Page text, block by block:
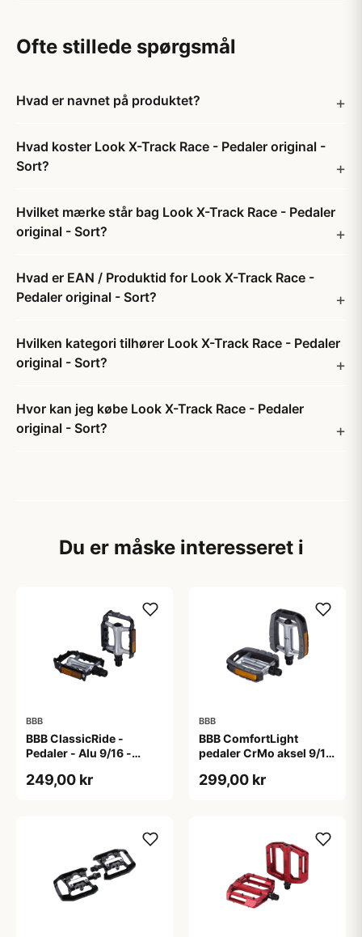
Ofte stillede spørgsmål
Hvad er navnet på produktet?
Hvad koster Look X-Track Race - Pedaler original -
Sort?
Hvilket mærke står bag Look X-Track Race - Pedaler
original - Sort?
Hvad er EAN / Produktid for Look X-Track Race -
Pedaler original - Sort?
Hvilken kategori tilhører Look X-Track Race - Pedaler
original - Sort?
Hvor kan jeg købe Look X-Track Race - Pedaler
original - Sort?
Du er måske interesseret i
BBB
BBB ClassicRide -
Pedaler - Alu 9/16 -
249,00 kr
BBB
BBB ComfortLight
pedaler CrMo aksel 9/16
299,00 kr